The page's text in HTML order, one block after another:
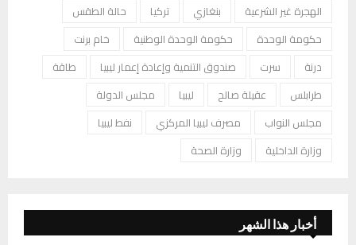
الهجرة غير الشرعية
بنغازي تركيا
حالة الطقس
حكومة الوحدة
حكومة الوحدة الوطنية
خام برنت
درنة
سرت صندوق التنمية وإعادة إعمار ليبيا
طاقة
طرابلس
عقيلة صالح ليبيا
مجلس الدولة
مجلس النواب
مصرف ليبيا المركزي
نفط ليبيا
وزارة الداخلية
وزارة الصحة
أخبار هذا الشهر